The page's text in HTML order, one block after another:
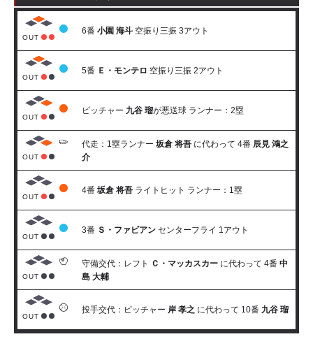
OUT
6番 小園 海斗 空振り三振 3アウト
OUT
5番 Ｅ・モンテロ 空振り三振 2アウト
OUT
ピッチャー 九谷 瑠が悪送球 ランナー：2塁
OUT
代走：1塁ランナー 坂倉 将吾 に代わって 4番 辰見 鴻之
介
OUT
4番 坂倉 将吾 ライトヒット ランナー：1塁
OUT
3番 Ｓ・ファビアン センターフライ 1アウト
OUT
守備交代：レフト Ｃ・マッカスカー に代わって 4番 中
島 大輔
OUT
投手交代：ピッチャー 岸 孝之 に代わって 10番 九谷 瑠